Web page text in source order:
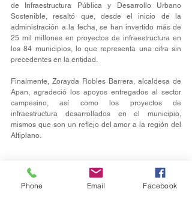
de Infraestructura Pública y Desarrollo Urbano
Sostenible, resaltó que, desde el inicio de la
administración a la fecha, se han invertido más de
25 mil millones en proyectos de infraestructura en
los 84 municipios, lo que representa una cifra sin
precedentes en la entidad.
Finalmente, Zorayda Robles Barrera, alcaldesa de
Apan, agradeció los apoyos entregados al sector
campesino, así como los proyectos de
infraestructura desarrollados en el municipio,
mismos que son un reflejo del amor a la región del
Altiplano.
Phone Email Facebook